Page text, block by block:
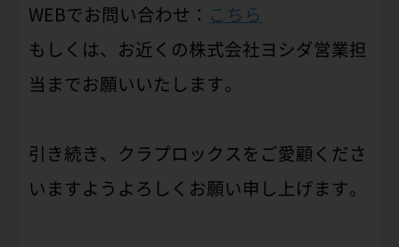
WEBでお問い合わせ： こちら
もしくは、お近くの株式会社ヨシダ営業担
当までお願いいたします。
引き続き、クラプロックスをご愛顧くださ
いますようよろしくお願い申し上げます。